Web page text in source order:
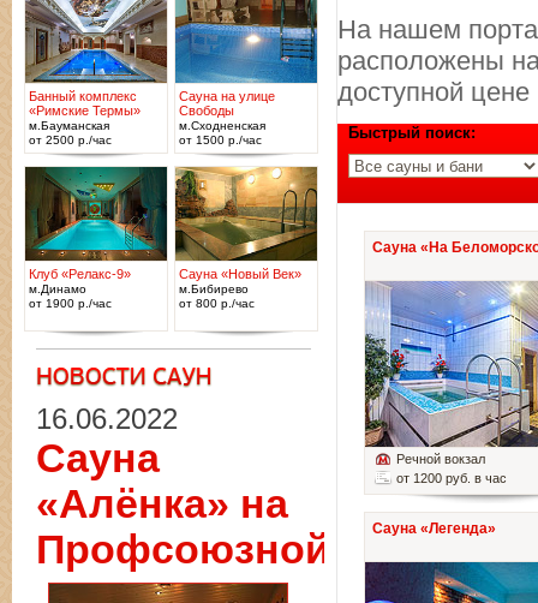
На нашем
расположены
доступной
Быстрый поиск:
Сауна «На
Речной вокзал
от 1200 руб. в час
Сауна «Легенда»
Банный комплекс
«Римские Термы»
м.Бауманская
от 2500 р./час
Сауна на улице
Свободы
м.Сходненская
от 1500 р./час
Клуб «Релакс-9»
м.Динамо
от 1900 р./час
Сауна «Новый Век»
м.Бибирево
от 800 р./час
16.06.2022
Сауна
«Алёнка» на
Профсоюзной